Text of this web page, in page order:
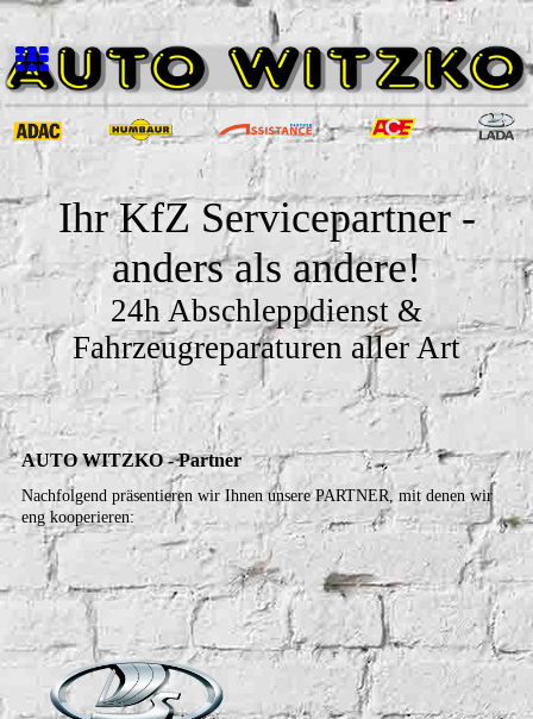
Ihr KfZ Servicepartner -
anders als andere!
24h Abschleppdienst &
Fahrzeugreparaturen aller Art
AUTO WITZKO - Partner
Nachfolgend präsentieren wir Ihnen unsere PARTNER, mit denen wir
eng kooperieren: